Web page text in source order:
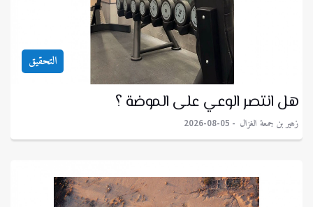
التحقيق
هل انتصر الوعي على الموضة ؟
زهير بن جمعة الغزال 2026-08-05